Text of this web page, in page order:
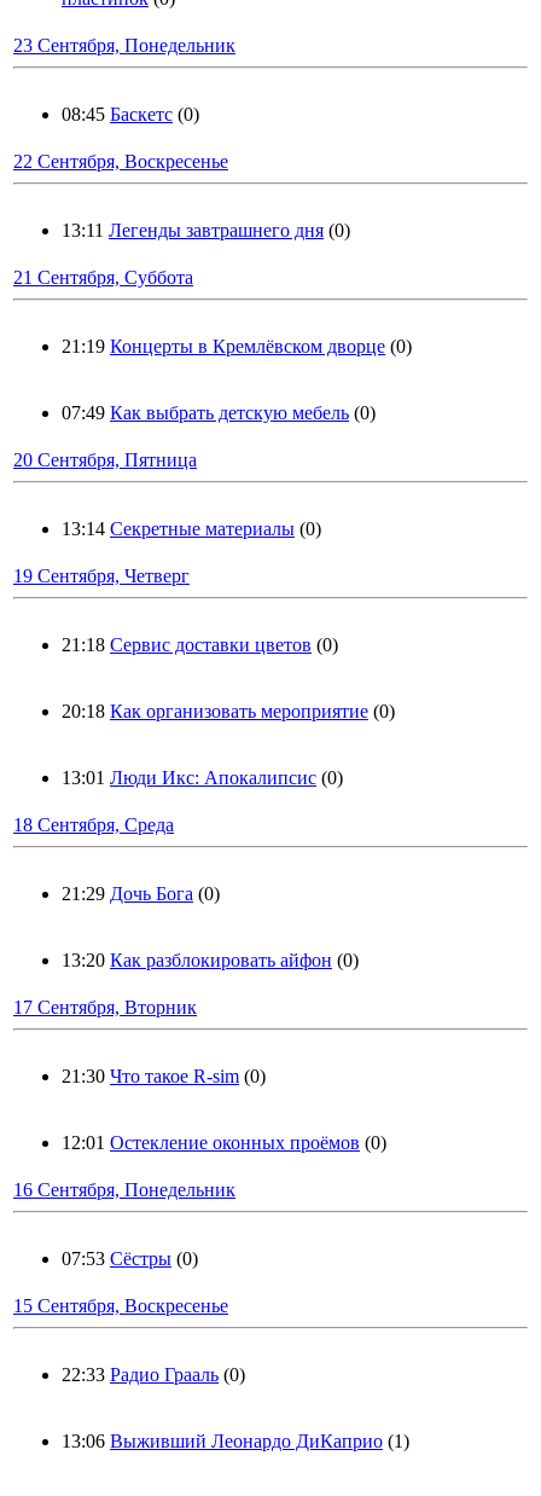
23 Сентября, Понедельник
08:45 Баскетс (0)
22 Сентября, Воскресенье
13:11 Легенды завтрашнего дня (0)
21 Сентября, Суббота
21:19 Концерты в Кремлёвском дворце (0)
07:49 Как выбрать детскую мебель (0)
20 Сентября, Пятница
13:14 Секретные материалы (0)
19 Сентября, Четверг
21:18 Сервис доставки цветов (0)
20:18 Как организовать мероприятие (0)
13:01 Люди Икс: Апокалипсис (0)
18 Сентября, Среда
21:29 Дочь Бога (0)
13:20 Как разблокировать айфон (0)
17 Сентября, Вторник
21:30 Что такое R-sim (0)
12:01 Остекление оконных проёмов (0)
16 Сентября, Понедельник
07:53 Сёстры (0)
15 Сентября, Воскресенье
22:33 Радио Грааль (0)
13:06 Выживший Леонардо ДиКаприо (1)